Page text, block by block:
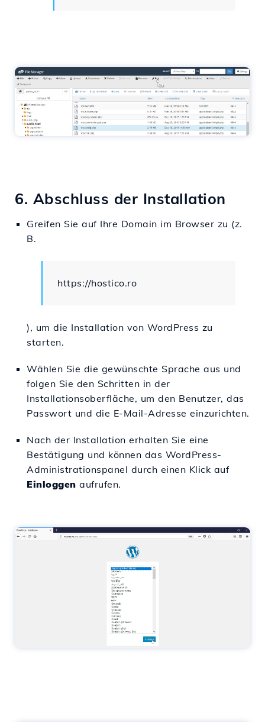
6. Abschluss der Installation
Greifen Sie auf Ihre Domain im Browser zu (z.
B.
https://hostico.ro
), um die Installation von WordPress zu
starten.
Wählen Sie die gewünschte Sprache aus und
folgen Sie den Schritten in der
Installationsoberfläche, um den Benutzer, das
Passwort und die E-Mail-Adresse einzurichten.
Nach der Installation erhalten Sie eine
Bestätigung und können das WordPress-
Administrationspanel durch einen Klick auf
Einloggen aufrufen.